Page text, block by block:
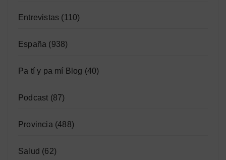
Entrevistas (110)
España (938)
Pa tí y pa mí Blog (40)
Podcast (87)
Provincia(488)
Salud (62)